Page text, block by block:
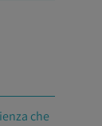
che